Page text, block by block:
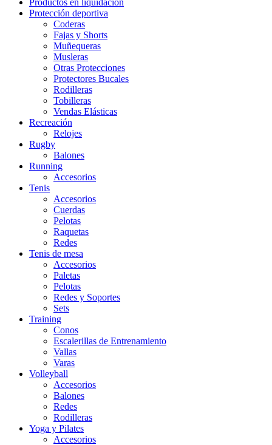
Protección deportiva
Coderas
Fajas y Shorts
Muñequeras
Musleras
Otras Protecciones
Protectores Bucales
Rodilleras
Tobilleras
Vendas Elásticas
Recreación
Relojes
Rugby
Balones
Running
Accesorios
Tenis
Accesorios
Cuerdas
Pelotas
Raquetas
Redes
Tenis de mesa
Accesorios
Paletas
Pelotas
Redes y Soportes
Sets
Training
Conos
Escalerillas de Entrenamiento
Vallas
Varas
Volleyball
Accesorios
Balones
Redes
Rodilleras
Yoga y Pilates
Accesorios